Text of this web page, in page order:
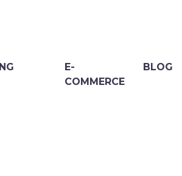
E-
COMMERCE
BLOG